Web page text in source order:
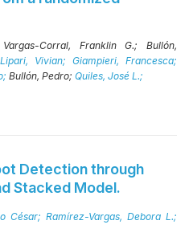
Vargas-Corral, Franklin G.; Bullón,
Lipari, Vivian; Giampieri, Francesca;
Bullón, Pedro; Quiles, José L.;
Detection through
Stacked Model.
César; Ramírez-Vargas, Debora L.;